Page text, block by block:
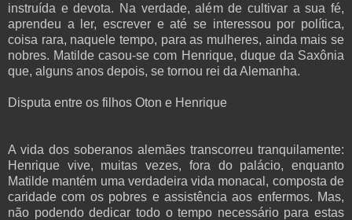
instruída e devota. Na verdade, além de cultivar a sua fé,
aprendeu a ler, escrever e até se interessou por política,
coisa rara, naquele tempo, para as mulheres, ainda mais se
nobres. Matilde casou-se com Henrique, duque da Saxônia
que, alguns anos depois, se tornou rei da Alemanha.
Disputa entre os filhos Oton e Henrique
A vida dos soberanos alemães transcorreu tranquilamente:
Henrique vive, muitas vezes, fora do palácio, enquanto
Matilde mantém uma verdadeira vida monacal, composta de
caridade com os pobres e assistência aos enfermos. Mas,
não podendo dedicar todo o tempo necessário para estas